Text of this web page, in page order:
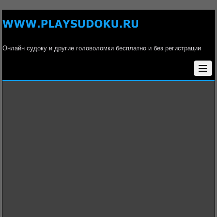
Онлайн судоку и другие головоломки бесплатно и без регистрации